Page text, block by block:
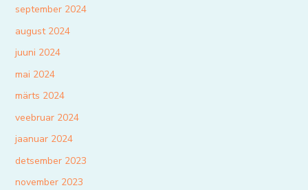
september 2024
august 2024
juuni 2024
mai 2024
märts 2024
veebruar 2024
jaanuar 2024
detsember 2023
november 2023